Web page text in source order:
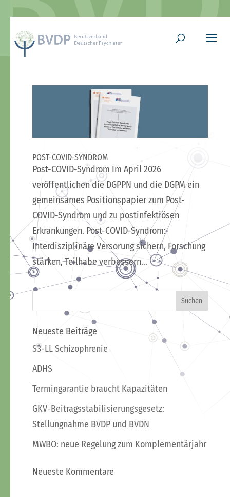
POST-COVID-SYNDROM
Post-COVID-Syndrom Im April 2026
veröffentlichen die DGPPN und die DGPM ein
gemeinsames Positionspapier zum Post-
COVID-Syndrom und zu postinfektiösen
Erkrankungen. Post-COVID-Syndrom:
Interdisziplinäre Versorung sichern, Forschung
stärken, Teilhabe verbessern...
Neueste Beiträge
S3-LL Schizophrenie
ADHS
Termingarantie braucht Kapazitäten
GKV-Beitragsstabilisierungsgesetz:
Stellungnahme BVDP und BVDN
MWBO: neue Regelung zum Komplementärjahr
Neueste Kommentare